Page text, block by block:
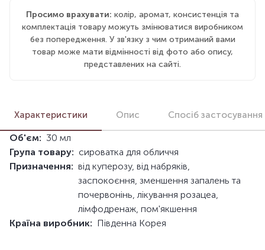
Просимо врахувати: колір, аромат, консистенція та
комплектація товару можуть змінюватися виробником
без попередження. У зв'язку з чим отриманий вами
товар може мати відмінності від фото або опису,
представлених на сайті.
Характеристики Опис Спосіб застосування
Об'єм: 30 мл
Група товару: сироватка для обличчя
Призначення: від куперозу, від набряків,
заспокоєння, зменшення запалень та
почервонінь, лікування розацеа,
лімфодренаж, пом'якшення
Країна виробник: Південна Корея